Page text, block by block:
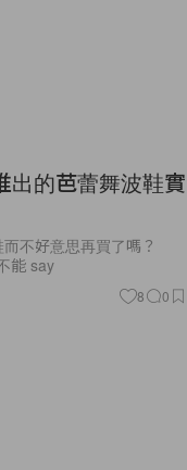
出的芭蕾舞波鞋實
不好意思再買了嗎？
能 say
8 0